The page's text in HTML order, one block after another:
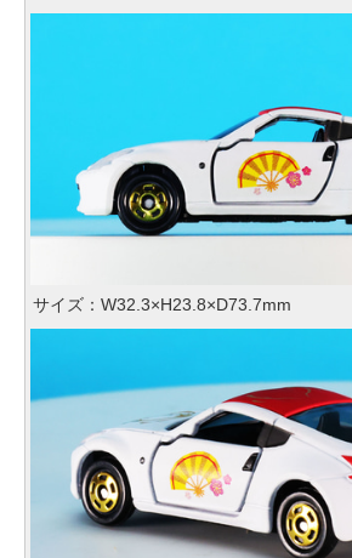
サイズ：W32.3×H23.8×D73.7mm